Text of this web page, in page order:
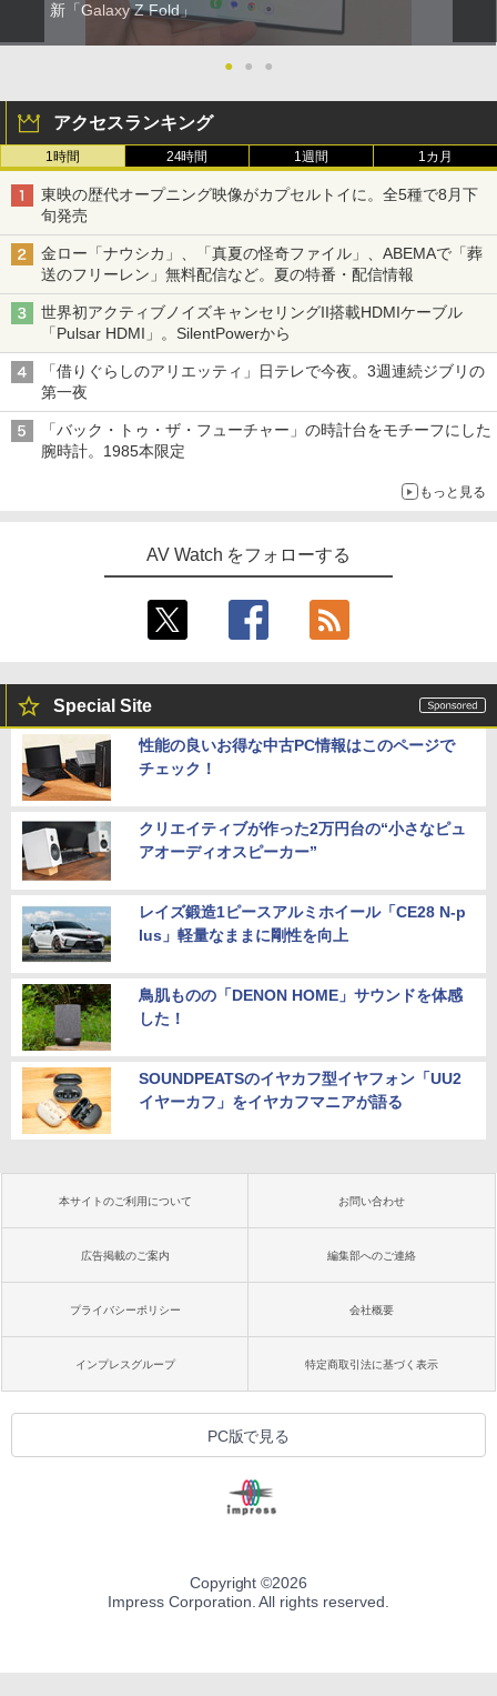
新「Galaxy Z Fold」
● ● ●
アクセスランキング
1時間 24時間 1週間 1カ月
東映の歴代オープニング映像がカプセルトイに。全5種で8月下
旬発売
金ロー「ナウシカ」、「真夏の怪奇ファイル」、ABEMAで「葬
送のフリーレン」無料配信など。夏の特番・配信情報
世界初アクティブノイズキャンセリングII搭載HDMIケーブル
「Pulsar HDMI」。SilentPowerから
「借りぐらしのアリエッティ」日テレで今夜。3週連続ジブリの
第一夜
「バック・トゥ・ザ・フューチャー」の時計台をモチーフにした
腕時計。1985本限定
もっと見る
AV Watch をフォローする
Special Site
性能の良いお得な中古PC情報はこのページで
チェック！
クリエイティブが作った2万円台の“小さなピュ
アオーディオスピーカー”
レイズ鍛造1ピースアルミホイール「CE28 N-p
lus」軽量なままに剛性を向上
鳥肌ものの「DENON HOME」サウンドを体感
した！
SOUNDPEATSのイヤカフ型イヤフォン「UU2
イヤーカフ」をイヤカフマニアが語る
本サイトのご利用について お問い合わせ
広告掲載のご案内 編集部へのご連絡
プライバシーポリシー 会社概要
インプレスグループ 特定商取引法に基づく表示
PC版で見る
Copyright ©2026
Impress Corporation. All rights reserved.